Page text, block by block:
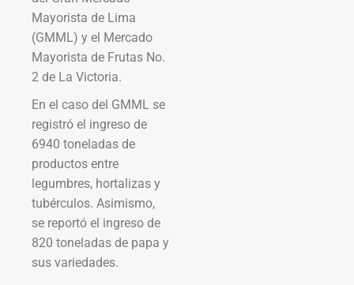
Mayorista de Lima
(GMML) y el Mercado
Mayorista de Frutas No.
2 de La Victoria.
En el caso del GMML se
registró el ingreso de
6940 toneladas de
productos entre
legumbres, hortalizas y
tubérculos. Asimismo,
se reportó el ingreso de
820 toneladas de papa y
sus variedades.